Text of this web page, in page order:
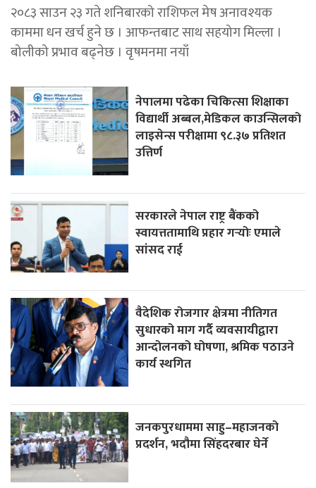
२०८३ साउन २३ गते शनिबारको राशिफल मेष अनावश्यक
काममा धन खर्च हुने छ । आफन्तबाट साथ सहयोग मिल्ला ।
बोलीको प्रभाव बढ्नेछ । वृषमनमा नयाँ
नेपालमा पढेका चिकित्सा शिक्षाका
विद्यार्थी अब्बल,मेडिकल काउन्सिलको
लाइसेन्स परीक्षामा ९८.३७ प्रतिशत
उत्तिर्ण
सरकारले नेपाल राष्ट्र बैंकको
स्वायत्ततामाथि प्रहार गर्‍योः एमाले
सांसद राई
वैदेशिक रोजगार क्षेत्रमा नीतिगत
सुधारको माग गर्दै व्यवसायीद्वारा
आन्दोलनको घोषणा, श्रमिक पठाउने
कार्य स्थगित
जनकपुरधाममा साहु–महाजनको
प्रदर्शन, भदौमा सिंहदरबार घेर्ने